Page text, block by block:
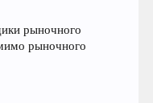
рыночного
рыночного